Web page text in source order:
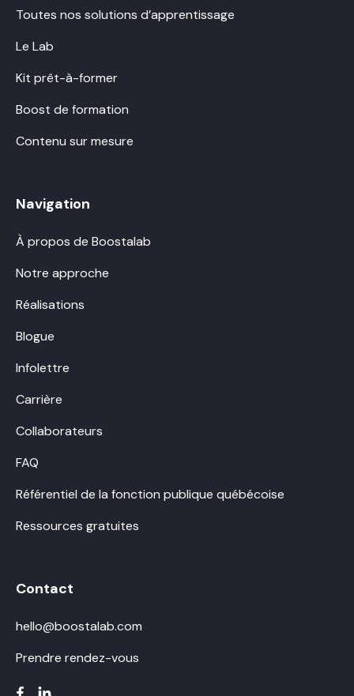
Toutes nos solutions d’apprentissage
Le Lab
Kit prêt-à-former
Boost de formation
Contenu sur mesure
Navigation
À propos de Boostalab
Notre approche
Réalisations
Blogue
Infolettre
Carrière
Collaborateurs
FAQ
Référentiel de la fonction publique québécoise
Ressources gratuites
Contact
hello@boostalab.com
Prendre rendez-vous